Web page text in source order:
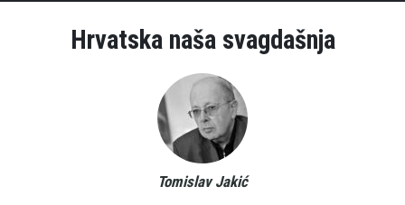
Hrvatska naša svagdašnja
Tomislav Jakić